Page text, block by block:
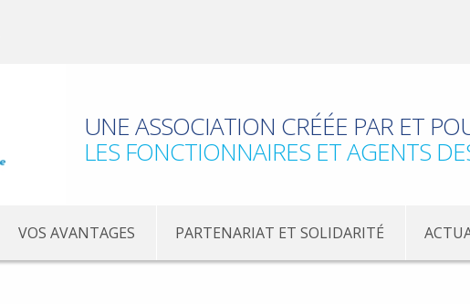
UNE ASSOCIATION CRÉÉE PAR ET
LES FONCTIONNAIRES ET AGENTS
VOS AVANTAGES PARTENARIAT ET SOLIDARITÉ